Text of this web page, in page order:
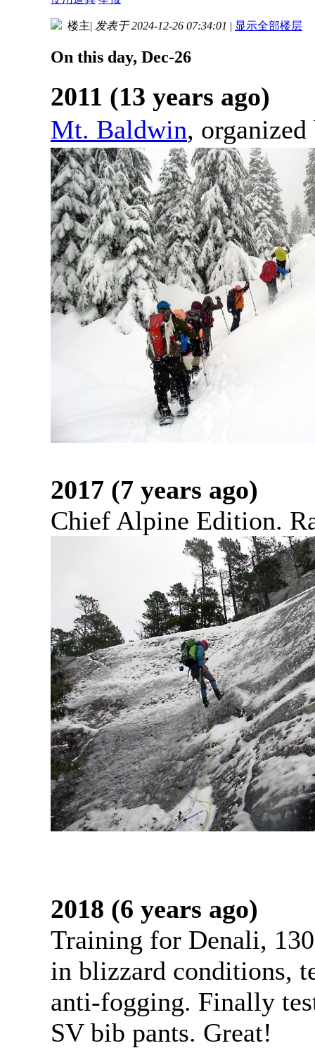
楼主| 发表于 2024-12-26 07:34:01 | 显示全部楼层
On this day, Dec-26
2011 (13 years ago)
Mt. Baldwin,
2017 (7 years ago)
Chief Alpine Edition.
2018 (6 years ago)
Training for Denali,
in blizzard conditions,
anti-fogging. Finally
SV bib pants. Great!